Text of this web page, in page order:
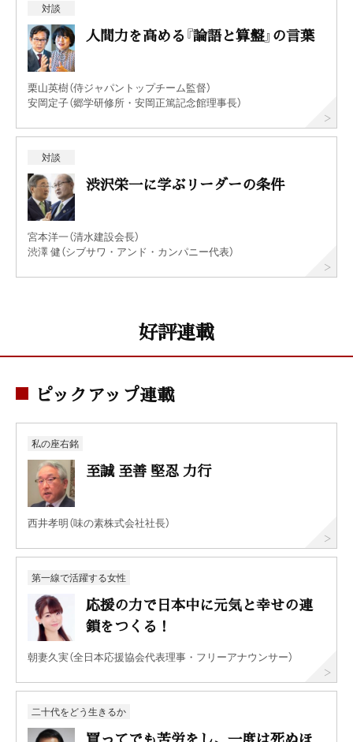
対談
人間力を高める『論語と算盤』の言葉
栗山英樹（侍ジャパントップチーム監督）
安岡定子（郷学研修所・安岡正篤記念館理事長）
対談
渋沢栄一に学ぶリーダーの条件
宮本洋一（清水建設会長）
渋澤 健（シブサワ・アンド・カンパニー代表）
好評連載
ピックアップ連載
私の座右銘
至誠 至善 堅忍 力行
西井孝明（味の素株式会社社長）
第一線で活躍する女性
応援の力で日本中に元気と幸せの連
鎖をつくる！
朝妻久実（全日本応援協会代表理事・フリーアナウンサー）
二十代をどう生きるか